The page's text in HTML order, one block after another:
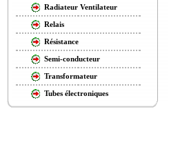
Radiateur Ventilateur
Relais
Résistance
Semi-conducteur
Transformateur
Tubes électroniques